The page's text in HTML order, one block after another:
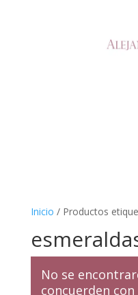
Inicio / Productos
No se
concuerden con